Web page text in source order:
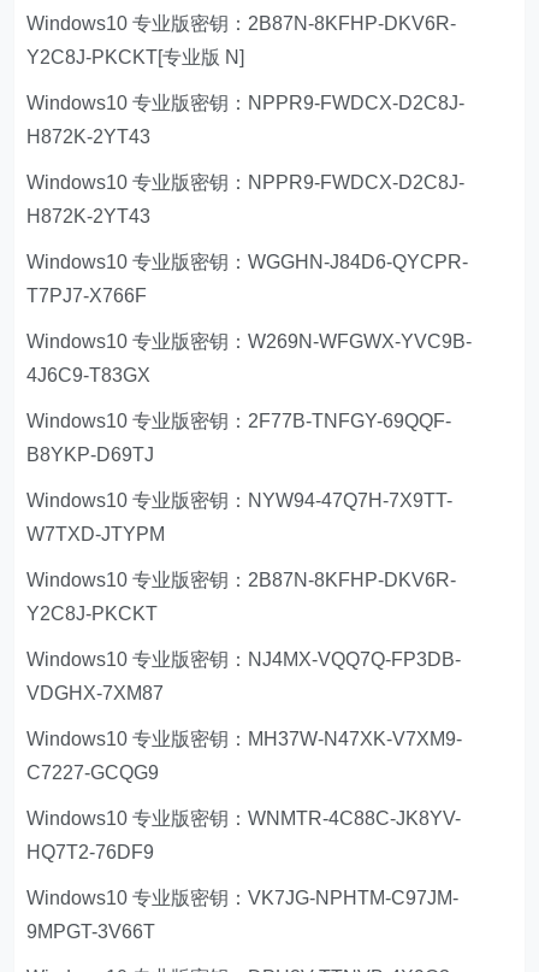
Windows10 专业版密钥：2B87N-8KFHP-DKV6R-
Y2C8J-PKCKT[专业版 N]
Windows10 专业版密钥：NPPR9-FWDCX-D2C8J-
H872K-2YT43
Windows10 专业版密钥：NPPR9-FWDCX-D2C8J-
H872K-2YT43
Windows10 专业版密钥：WGGHN-J84D6-QYCPR-
T7PJ7-X766F
Windows10 专业版密钥：W269N-WFGWX-YVC9B-
4J6C9-T83GX
Windows10 专业版密钥：2F77B-TNFGY-69QQF-
B8YKP-D69TJ
Windows10 专业版密钥：NYW94-47Q7H-7X9TT-
W7TXD-JTYPM
Windows10 专业版密钥：2B87N-8KFHP-DKV6R-
Y2C8J-PKCKT
Windows10 专业版密钥：NJ4MX-VQQ7Q-FP3DB-
VDGHX-7XM87
Windows10 专业版密钥：MH37W-N47XK-V7XM9-
C7227-GCQG9
Windows10 专业版密钥：WNMTR-4C88C-JK8YV-
HQ7T2-76DF9
Windows10 专业版密钥：VK7JG-NPHTM-C97JM-
9MPGT-3V66T